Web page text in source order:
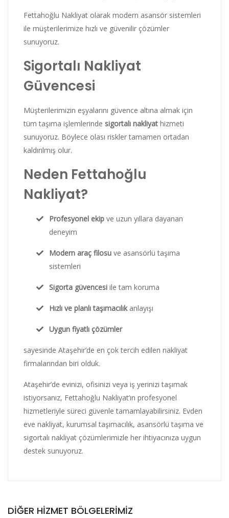
Fettahoğlu Nakliyat olarak modern asansör sistemleri
ile müşterilerimize hızlı ve güvenilir çözümler
sunuyoruz.
Sigortalı Nakliyat
Güvencesi
Müşterilerimizin eşyalarını güvence altına almak için
tüm taşıma işlemlerinde sigortalı nakliyat hizmeti
sunuyoruz. Böylece olası riskler tamamen ortadan
kaldırılmış olur.
Neden Fettahoğlu
Nakliyat?
Profesyonel ekip ve uzun yıllara dayanan
deneyim
Modern araç filosu ve asansörlü taşıma
sistemleri
Sigorta güvencesi ile tam koruma
Hızlı ve planlı taşımacılıkanlayışı
Uygun fiyatlı çözümler
sayesinde Ataşehir’de en çok tercih edilen nakliyat
firmalarından biri olduk.
Ataşehir’de evinizi, ofisinizi veya iş yerinizi taşımak
istiyorsanız, Fettahoğlu Nakliyat’ın profesyonel
hizmetleriyle süreci güvenle tamamlayabilirsiniz. Evden
eve nakliyat, kurumsal taşımacılık, asansörlü taşıma ve
sigortalı nakliyat çözümlerimizle her ihtiyacınıza uygun
destek sunuyoruz.
DIĞER HIZMET BÖLGELERIMIZ